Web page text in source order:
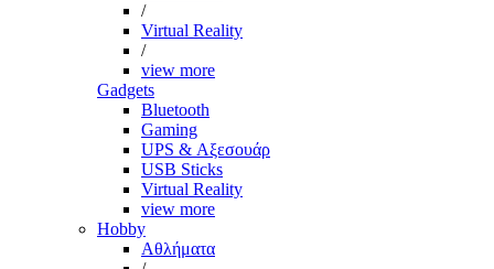
/
Virtual Reality
/
view more
Gadgets
Bluetooth
Gaming
UPS & Αξεσουάρ
USB Sticks
Virtual Reality
view more
Hobby
Αθλήματα